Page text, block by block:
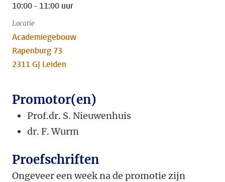
10:00 - 11:00 uur
Locatie
Academiegebouw
Rapenburg 73
2311 GJ Leiden
Promotor(en)
Prof.dr. S. Nieuwenhuis
dr. F. Wurm
Proefschriften
Ongeveer een week na de promotie zijn